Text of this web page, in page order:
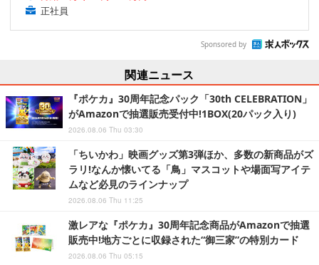
正社員
Sponsored by
関連ニュース
『ポケカ』30周年記念パック「30th CELEBRATION」
がAmazonで抽選販売受付中!1BOX(20パック入り)
2026.08.06 Thu 03:30
「ちいかわ」映画グッズ第3弾ほか、多数の新商品がズ
ラリ!なんか懐いてる「鳥」マスコットや場面写アイテ
ムなど必見のラインナップ
2026.08.06 Thu 11:25
激レアな『ポケカ』30周年記念商品がAmazonで抽選
販売中!地方ごとに収録された“御三家”の特別カード
2026.08.06 Thu 05:15